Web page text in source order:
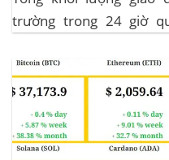
trường trong 24 giờ
chiếm 11.77% tổng
trong 24 giờ. Khối lượng